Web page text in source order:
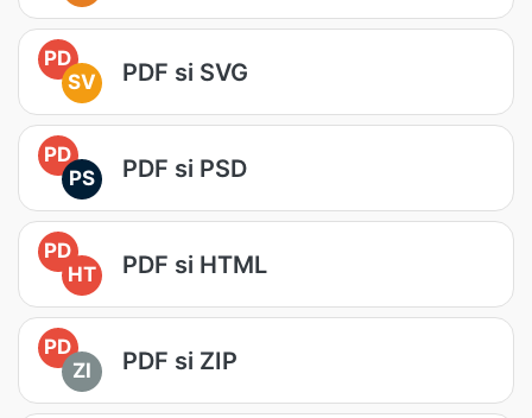
PD
SV
PDF si SVG
PD
PS
PDF si PSD
PD
HT
PDF si HTML
PD
ZI
PDF si ZIP